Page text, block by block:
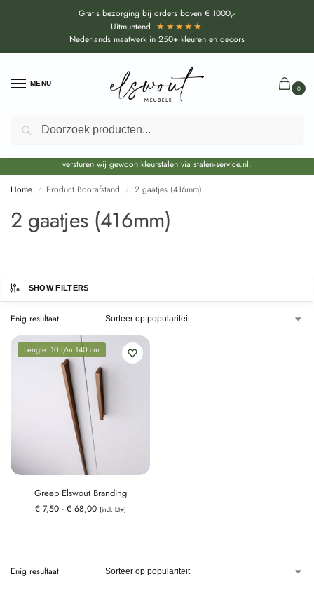
Gratis bezorging bij orders boven € 1000,-
Uitmuntend ★★★★★
Nederlands maatwerk in 250+ kleuren en decors
MENU
0
Door de bouwvakperiode geldt voor alle collecties momenteel een EXTRA
levertijd van circa 3-4 weken bovenop de reguliere levertijd.
versturen wij gewoon kleurstalen via stalen-service.nl.
Home / Product Boorafstand / 2 gaatjes (416mm)
2 gaatjes (416mm)
SHOW FILTERS
Enig resultaat
Lengte: 10 t/m 140 cm
Greep Elswout Branding
€7,50 - €68,00 (incl. btw)
Enig resultaat